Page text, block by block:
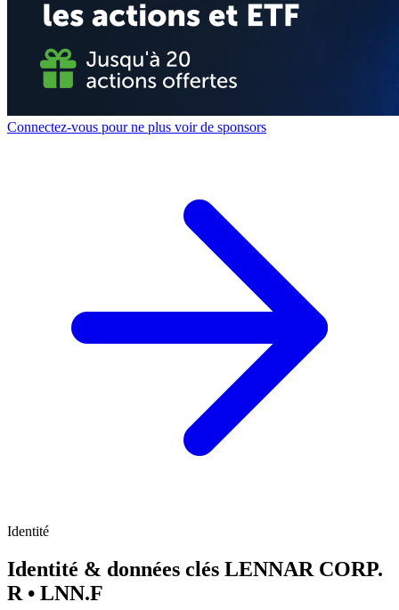
Connectez-vous pour ne plus voir de sponsors
Identité
Identité & données clés LENNAR CORP.
R • LNN.F